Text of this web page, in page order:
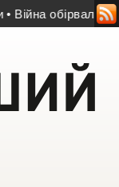
обірвала життя